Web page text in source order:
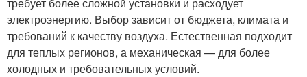
электроэнергию. Выбор зависит от бюджета, климата и
требований к качеству воздуха. Естественная подходит
для теплых регионов, а механическая — для более
холодных и требовательных условий.